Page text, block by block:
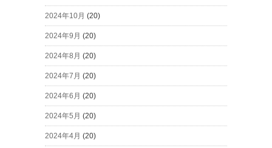
2024年10月 (20)
2024年9月 (20)
2024年8月 (20)
2024年7月 (20)
2024年6月 (20)
2024年5月 (20)
2024年4月 (20)